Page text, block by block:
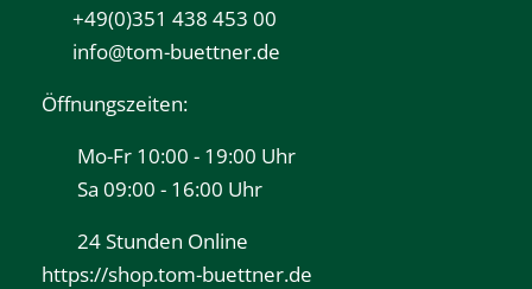
+49(0)351 438 453 00
info@tom-buettner.de
Öffnungszeiten:
Mo-Fr 10:00 - 19:00 Uhr
Sa 09:00 - 16:00 Uhr
24 Stunden Online
https://shop.tom-buettner.de